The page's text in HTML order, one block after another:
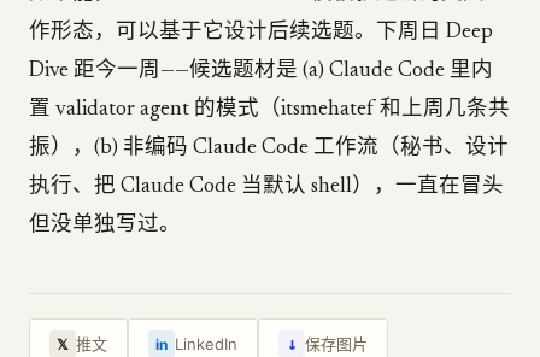
作形态，可以基于它设计后续选题。下周日 Deep
Dive 距今一周——候选题材是 (a) Claude Code 里内
置 validator agent 的模式（itsmehatef 和上周几条共
振），(b) 非编码 Claude Code 工作流（秘书、设计
执行、把 Claude Code 当默认 shell），一直在冒头
但没单独写过。
𝕏 推文 in LinkedIn ↓ 保存图片